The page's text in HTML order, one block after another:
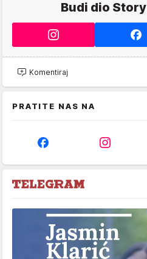
Budi dio
Komentiraj
PRATITE NAS NA